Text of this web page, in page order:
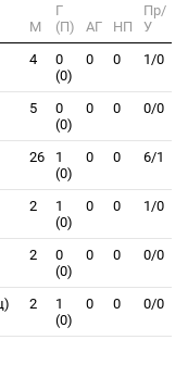
М
Г
(П)
АГ НП
Пр/
У
4
0
(0)
0 0 1/0
5
0
(0)
0 0 0/0
26
1
(0)
0 0 6/1
2
1
(0)
0 0 1/0
2
0
(0)
0 0 0/0
2
1
(0)
0 0 0/0